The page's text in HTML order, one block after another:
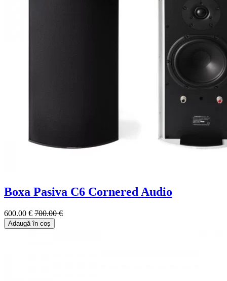
Boxa Pasiva C6 Cornered Audio
600.00 € 700.00 €
Adaugă în coș